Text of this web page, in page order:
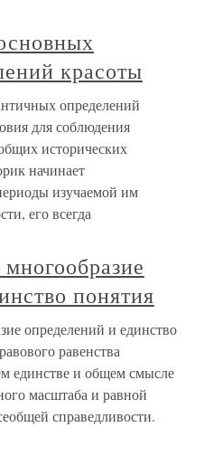
красоты
определений
для соблюдения
исторических
начинает
изучаемой им
его всегда
понятия
определений и единство
равенства
единстве и общем смысле
масштаба и равной
справедливости.